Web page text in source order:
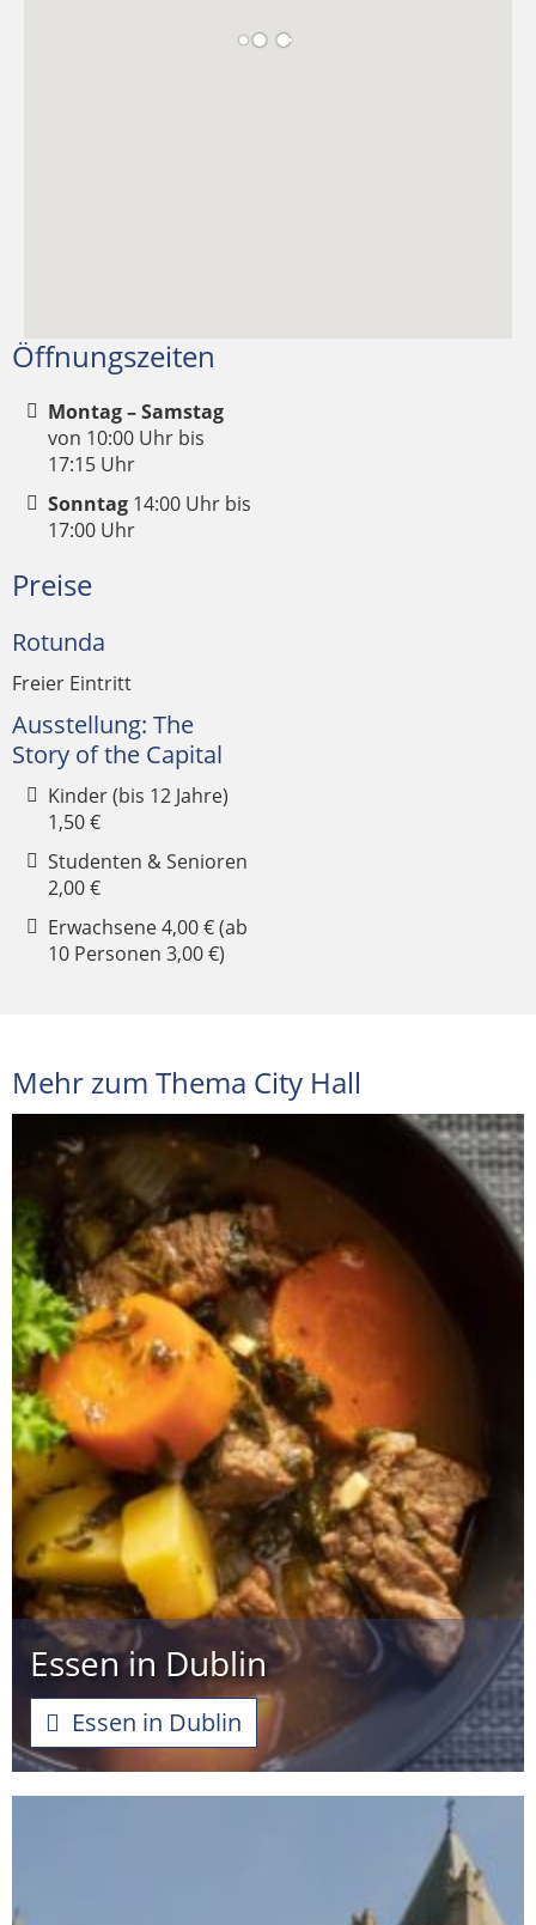
Öffnungszeiten
Montag – Samstag
von 10:00 Uhr bis
17:15 Uhr
Sonntag 14:00 Uhr bis
17:00 Uhr
Preise
Rotunda
Freier Eintritt
Ausstellung: The
Story of the Capital
Kinder (bis 12 Jahre)
1,50 €
Studenten & Senioren
2,00 €
Erwachsene 4,00 € (ab
10 Personen 3,00 €)
Mehr zum Thema City Hall
Essen in Dublin
Essen in Dublin